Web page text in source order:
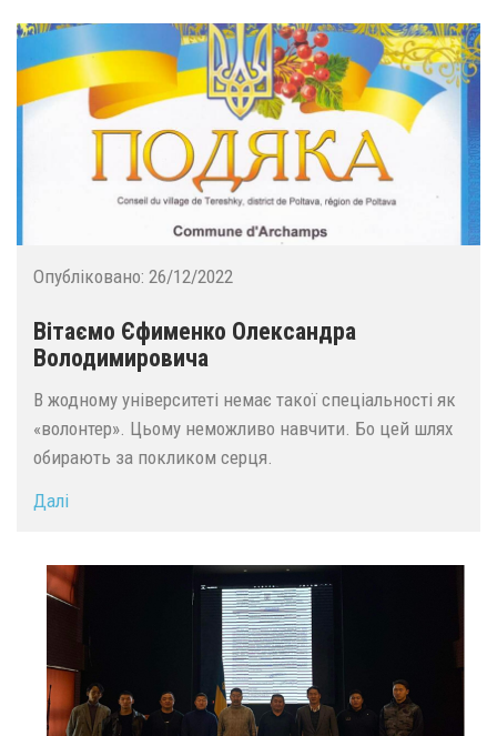
Опубліковано: 26/12/2022
Вітаємо Єфименко Олександра
Володимировича
В жодному університеті немає такої спеціальності як
«волонтер». Цьому неможливо навчити. Бо цей шлях
обирають за покликом серця.
Далі